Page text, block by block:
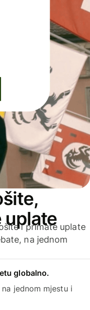
uplate
i primate uplate
na jednom
globalno.
jednom mjestu i